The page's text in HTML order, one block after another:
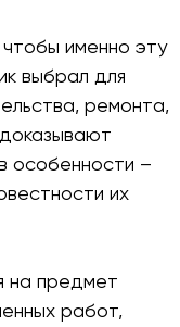
именно эту
выбрал для
ремонта,
особенности –
их
на предмет
работ,